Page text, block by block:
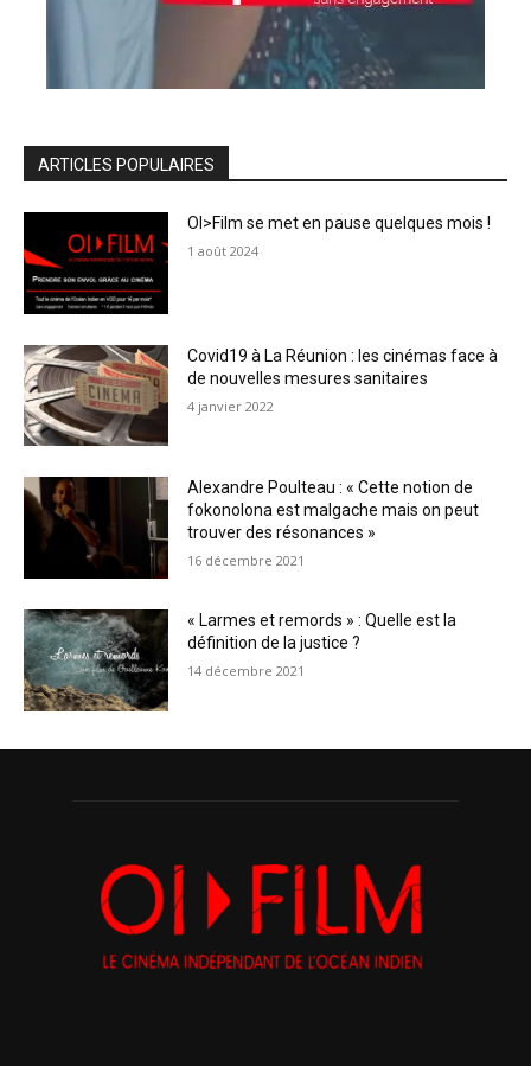
ARTICLES POPULAIRES
OI>Film se met en pause quelques mois !
1 août 2024
Covid19 à La Réunion : les cinémas face à
de nouvelles mesures sanitaires
4 janvier 2022
Alexandre Poulteau : « Cette notion de
fokonolona est malgache mais on peut
trouver des résonances »
16 décembre 2021
« Larmes et remords » : Quelle est la
définition de la justice ?
14 décembre 2021